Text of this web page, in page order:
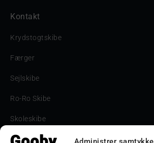
Kontakt
Krydstogtskibe
Færger
Sejlskibe
Ro-Ro Skibe
Skoleskibe
Havne & Turbåde samt restaurantionsskibe